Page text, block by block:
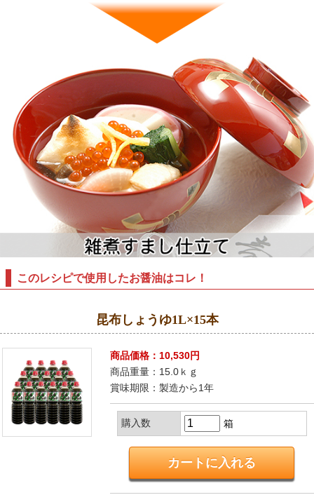
このレシピで使用したお醤油はコレ！
昆布しょうゆ1L×15本
商品価格：10,530円
商品重量：15.0ｋｇ
賞味期限：製造から1年
購入数 箱